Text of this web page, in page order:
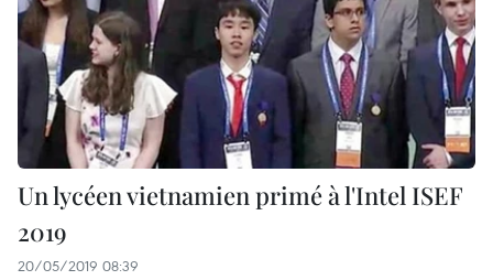
Un lycéen vietnamien primé à l'Intel ISEF
2019
20/05/2019 08:39